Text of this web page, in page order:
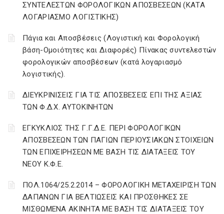
ΣΥΝΤΕΛΕΣΤΩΝ ΦΟΡΟΛΟΓΙΚΩΝ ΑΠΟΣΒΕΣΕΩΝ (ΚΑΤΑ
ΛΟΓΑΡΙΑΣΜΟ ΛΟΓΙΣΤΙΚΗΣ)
Πάγια και Αποσβέσεις (Λογιστική και Φορολογική
βάση-Ομοιότητες και Διαφορές) Πίνακας συντελεστών
φορολογικών αποσβέσεων (κατά λογαριασμό
λογιστικής).
ΔΙΕΥΚΡΙΝΙΣΕΙΣ ΓΙΑ ΤΙΣ ΑΠΟΣΒΕΣΕΙΣ ΕΠΙ ΤΗΣ ΑΞΙΑΣ
ΤΩΝ Φ.Δ.Χ. ΑΥΤΟΚΙΝΗΤΩΝ
ΕΓΚΥΚΛΙΟΣ ΤΗΣ Γ.Γ.Δ.Ε. ΠΕΡΙ ΦΟΡΟΛΟΓΙΚΩΝ
ΑΠΟΣΒΕΣΕΩΝ ΤΩΝ ΠΑΓΙΩΝ ΠΕΡΙΟΥΣΙΑΚΩΝ ΣΤΟΙΧΕΙΩΝ
ΤΩΝ ΕΠΙΧΕΙΡΗΣΕΩΝ ΜΕ ΒΑΣΗ ΤΙΣ ΔΙΑΤΑΞΕΙΣ ΤΟΥ
ΝΕΟΥ Κ.Φ.Ε.
ΠΟΛ.1064/25.2.2014 – ΦΟΡΟΛΟΓΙΚΗ ΜΕΤΑΧΕΙΡΙΣΗ ΤΩΝ
ΔΑΠΑΝΩΝ ΓΙΑ ΒΕΛΤΙΩΣΕΙΣ ΚΑΙ ΠΡΟΣΘΗΚΕΣ ΣΕ
ΜΙΣΘΩΜΕΝΑ ΑΚΙΝΗΤΑ ΜΕ ΒΑΣΗ ΤΙΣ ΔΙΑΤΑΞΕΙΣ ΤΟΥ